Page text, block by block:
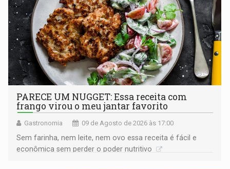
PARECE UM NUGGET: Essa receita com
frango virou o meu jantar favorito
Gastronomia 09 de Agosto de 2026 às 17:00
Sem farinha, nem leite, nem ovo essa receita é fácil e
econômica sem perder o poder nutritivo